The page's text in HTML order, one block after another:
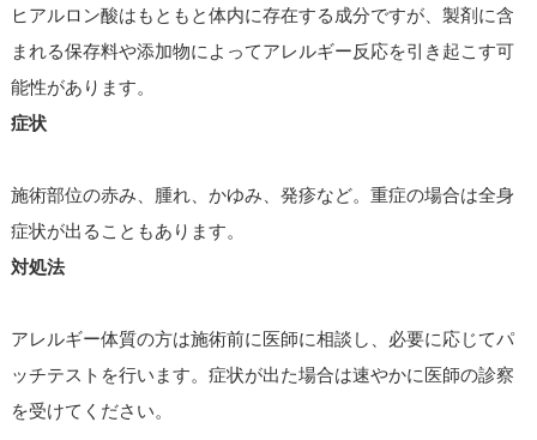
ヒアルロン酸はもともと体内に存在する成分ですが、製剤に含
まれる保存料や添加物によってアレルギー反応を引き起こす可
能性があります。
症状
施術部位の赤み、腫れ、かゆみ、発疹など。重症の場合は全身
症状が出ることもあります。
対処法
アレルギー体質の方は施術前に医師に相談し、必要に応じてパ
ッチテストを行います。症状が出た場合は速やかに医師の診察
を受けてください。